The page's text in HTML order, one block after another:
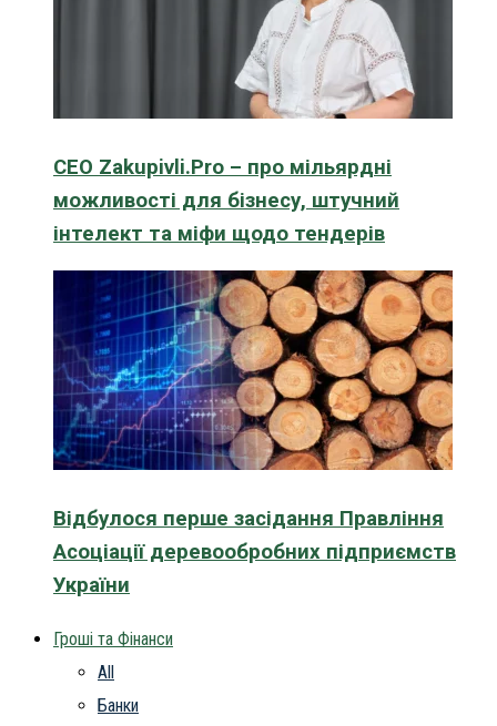
CEO Zakupivli.Pro – про мільярдні
можливості для бізнесу, штучний
інтелект та міфи щодо тендерів
Відбулося перше засідання Правління
Асоціації деревообробних підприємств
України
Гроші та Фінанси
All
Банки